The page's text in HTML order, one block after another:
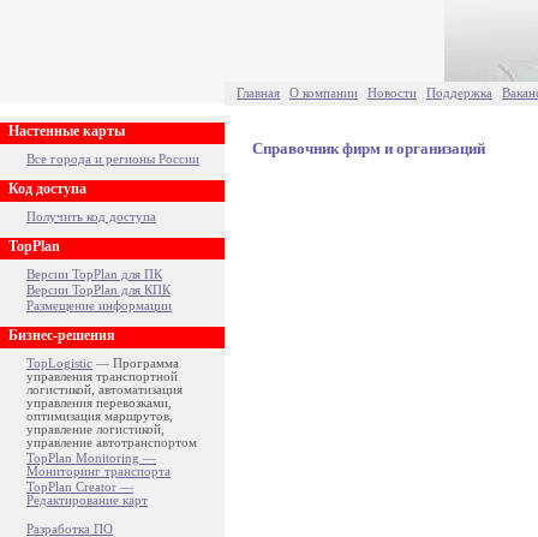
Главная О компании Новости Поддержка
Настенные карты
Все города и регионы России
Код доступа
Получить код доступа
TopPlan
Версии TopPlan для ПК
Версии TopPlan для КПК
Размещение информации
Бизнес-решения
TopLogistic — Программа
управления транспортной
логистикой, автоматизация
управления перевозками,
оптимизация маршрутов,
управление логистикой,
управление автотранспортом
TopPlan Monitoring —
Мониторинг транспорта
TopPlan Creator —
Редактирование карт
Разработка ПО
Справочник фирм и организаций